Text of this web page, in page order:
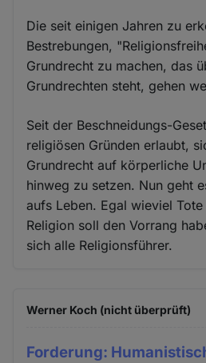
Die seit einigen Jahren zu
Bestrebungen,
Grundrecht zu machen, das
Grundrechten steht, gehen
Seit der Beschneidungs-
religiösen Gründen erlaubt,
Grundrecht auf körperliche
hinweg zu setzen. Nun geht
aufs Leben. Egal wieviel
Religion soll den Vorrang
sich alle Religionsführer.
Werner Koch (nicht überprüft)
Forderung: